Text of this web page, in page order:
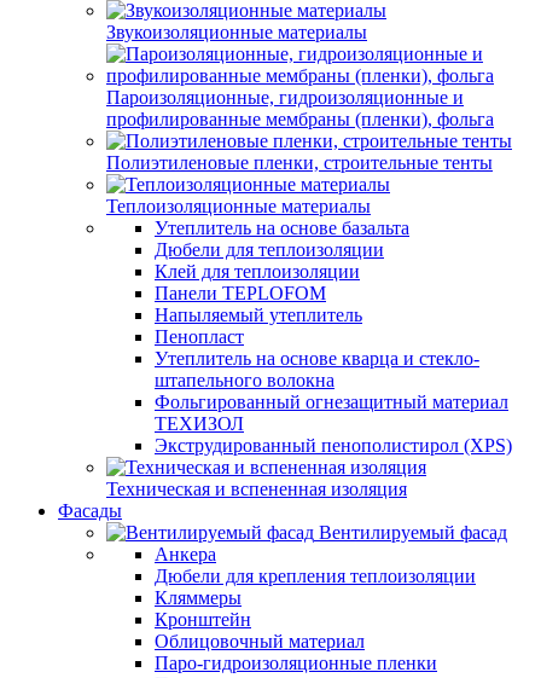
Звукоизоляционные материалы
Пароизоляционные, гидроизоляционные и
профилированные мембраны (пленки), фольга
Полиэтиленовые пленки, строительные тенты
Теплоизоляционные материалы
Утеплитель на основе базальта
Дюбели для теплоизоляции
Клей для теплоизоляции
Панели TEPLOFOM
Напыляемый утеплитель
Пенопласт
Утеплитель на основе кварца и стекло-
штапельного волокна
Фольгированный огнезащитный материал
ТЕХИЗОЛ
Экструдированный пенополистирол (XPS)
Техническая и вспененная изоляция
Фасады
Вентилируемый фасад
Анкера
Дюбели для крепления теплоизоляции
Кляммеры
Кронштейн
Облицовочный материал
Паро-гидроизоляционные пленки